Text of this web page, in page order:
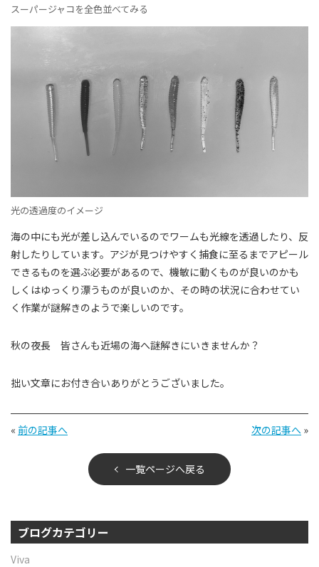
スーパージャコを全色並べてみる
光の透過度のイメージ
海の中にも光が差し込んでいるのでワームも光線を透過したり、反
射したりしています。アジが見つけやすく捕食に至るまでアピール
できるものを選ぶ必要があるので、機敏に動くものが良いのかも
しくはゆっくり漂うものが良いのか、その時の状況に合わせてい
く作業が謎解きのようで楽しいのです。
秋の夜長 皆さんも近場の海へ謎解きにいきませんか？
拙い文章にお付き合いありがとうございました。
« 前の記事へ 次の記事へ »
一覧ページへ戻る
ブログカテゴリー
Viva